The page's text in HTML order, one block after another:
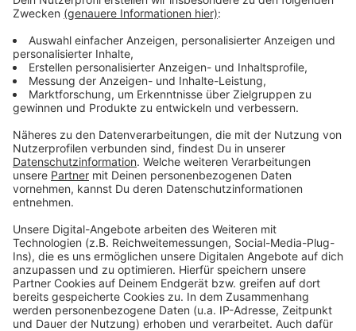
darüber hinaus in Zeitungspapier eingewickelt werden.
Heißes Wasser sollte allerdings nicht über den
gefrorenen Bioabfall gegossen werden, da es bei
entsprechender Witterung schnell abkühlt und den
Inhalt des Behälters erst recht gefrieren lässt.
Die aufgrund der Witterung ausgefallenen Leerungen
in der vergangenen Woche werden weiterhin
nachgeholt.
Anzeige
Anzeige